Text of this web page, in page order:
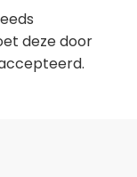
deze door